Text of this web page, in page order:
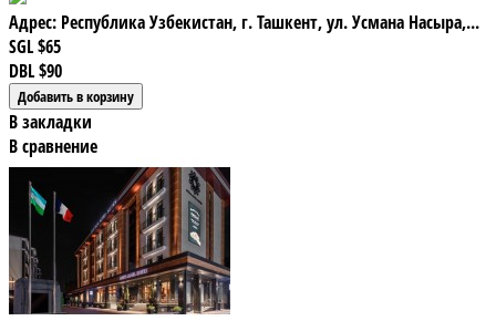
Адрес: Республика Узбекистан, г. Ташкент, ул. Усмана Насыра,...
SGL$65
DBL$90
В закладки
В сравнение